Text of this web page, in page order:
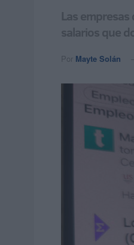
Las
salarios que
Por Mayte Solán